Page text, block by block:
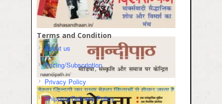
Terms and Condition
About us
Pricing/Subscription
Privacy Policy
Shipping/Delivery Policy